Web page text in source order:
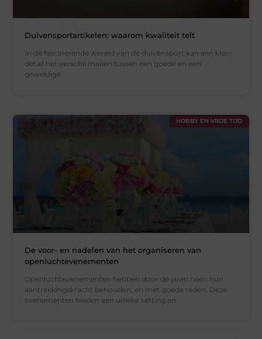
Duivensportartikelen: waarom kwaliteit telt
In de fascinerende wereld van de duivensport kan een klein
detail het verschil maken tussen een goede en een
geweldige
HOBBY EN VRIJE TIJD
De voor- en nadelen van het organiseren van
openluchtevenementen
Openluchtevenementen hebben door de jaren heen hun
aantrekkingskracht behouden, en met goede reden. Deze
evenementen bieden een unieke setting en